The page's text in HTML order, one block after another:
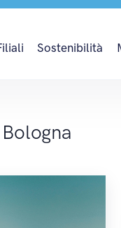
Sostenibilità
–